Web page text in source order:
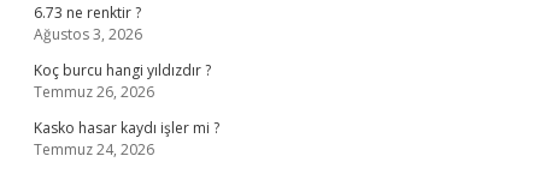
6.73 ne renktir ?
Ağustos 3, 2026
Koç burcu hangi yıldızdır ?
Temmuz 26, 2026
Kasko hasar kaydı işler mi ?
Temmuz 24, 2026